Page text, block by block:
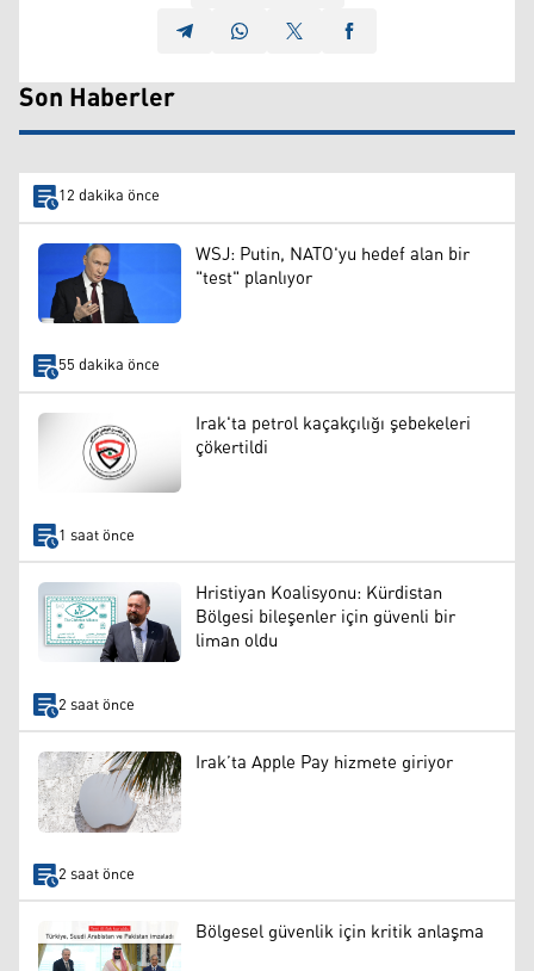
Son Haberler
12 dakika önce
WSJ: Putin, NATO'yu hedef alan bir
"test" planlıyor
55 dakika önce
Irak'ta petrol kaçakçılığı şebekeleri
çökertildi
1 saat önce
Hristiyan Koalisyonu: Kürdistan
Bölgesi bileşenler için güvenli bir
liman oldu
2 saat önce
Irak’ta Apple Pay hizmete giriyor
2 saat önce
Bölgesel güvenlik için kritik anlaşma